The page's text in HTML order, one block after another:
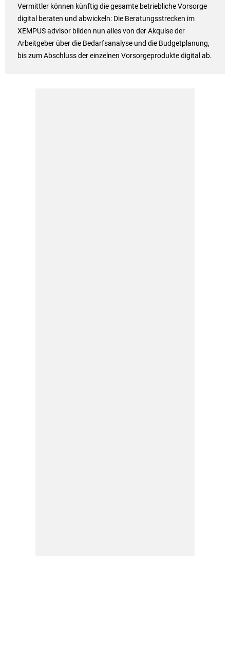
Vermittler können künftig die gesamte betriebliche Vorsorge
digital beraten und abwickeln: Die Beratungsstrecken im
XEMPUS advisor bilden nun alles von der Akquise der
Arbeitgeber über die Bedarfsanalyse und die Budgetplanung,
bis zum Abschluss der einzelnen Vorsorgeprodukte digital ab.